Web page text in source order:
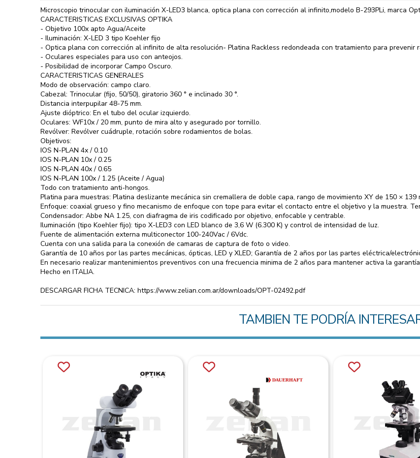
Microscopio trinocular con iluminación X-LED3 blanca, optica plana con corrección al infinito,modelo B-293PLi, marca
CARACTERISTICAS EXCLUSIVAS OPTIKA
- Objetivo 100x apto Agua/Aceite
- Iluminación: X-LED 3 tipo Koehler fijo
- Optica plana con corrección al infinito de alta resolución- Platina Rackless redondeada con tratamiento para prevenir
- Oculares especiales para uso con anteojos.
- Posibilidad de incorporar Campo Oscuro.
CARACTERISTICAS GENERALES
Modo de observación: campo claro.
Cabezal: Trinocular (fijo, 50/50), giratorio 360 ° e inclinado 30 °.
Distancia interpupilar 48-75 mm.
Ajuste dióptrico: En el tubo del ocular izquierdo.
Oculares: WF10x / 20 mm, punto de mira alto y asegurado por tornillo.
Revólver: Revólver cuádruple, rotación sobre rodamientos de bolas.
Objetivos:
IOS N-PLAN 4x / 0.10
IOS N-PLAN 10x / 0.25
IOS N-PLAN 40x / 0.65
IOS N-PLAN 100x / 1.25 (Aceite / Agua)
Todo con tratamiento anti-hongos.
Platina para muestras: Platina deslizante mecánica sin cremallera de doble capa, rango de movimiento XY de 150 × 139
Enfoque: coaxial grueso y fino mecanismo de enfoque con tope para evitar el contacto entre el objetivo y la muestra.
Condensador: Abbe NA 1.25, con diafragma de iris codificado por objetivo, enfocable y centrable.
Iluminación (tipo Koehler fijo): tipo X-LED3 con LED blanco de 3,6 W (6.300 K) y control de intensidad de luz.
Fuente de alimentación externa multiconector 100-240Vac / 6Vdc.
Cuenta con una salida para la conexión de camaras de captura de foto o video.
Garantía de 10 años por las partes mecánicas, ópticas, LED y XLED; Garantía de 2 años por las partes eléctrica/
En necesario realizar mantenimientos preventivos con una frecuencia minima de 2 años para mantener activa la
Hecho en ITALIA.
DESCARGAR FICHA TECNICA: https://www.zelian.com.ar/downloads/OPT-02492.pdf
TAMBIEN TE PODRÍA